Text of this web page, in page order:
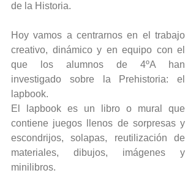
de la Historia.
Hoy vamos a centrarnos en el trabajo
creativo, dinámico y en equipo con el
que los alumnos de 4ºA han
investigado sobre la Prehistoria: el
lapbook.
El lapbook es un libro o mural que
contiene juegos llenos de sorpresas y
escondrijos, solapas, reutilización de
materiales, dibujos, imágenes y
minilibros.